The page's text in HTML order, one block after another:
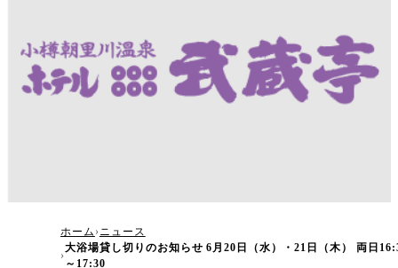
大浴場貸し切りのお知らせ 6月20日（水）・21
日（木） 両日16:30～17:30
ホーム ニュース
大浴場貸し切りのお知らせ 6月20日（水）・21日（木） 両日
～17:30